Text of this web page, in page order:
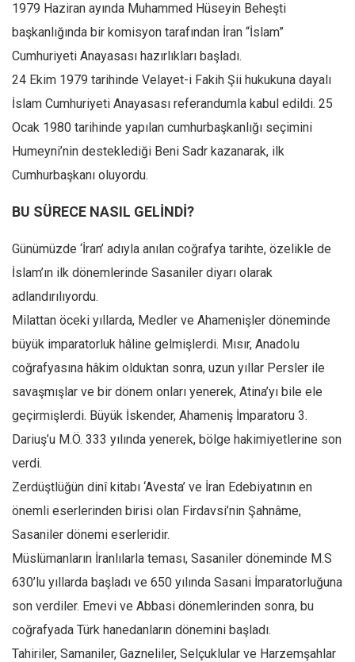
Ömer Kayani
Yusuf Armağan
Hasanali Yıldırım
Leyla Şerif Emin
Selçuk Türkyılmaz
Bağdagül Öz
Esra Elönü
» Yazar arşivi
Bu Sayı
Tüm Sayılar
Kültür Sanat
Kitap
Karisi kitap sualleri
Ekonomi
Spor
Manzara
Gıda-Beslenme
Hayat
Türkiye
1979 Haziran ayında Muhammed Hüseyin Beheşti
başkanlığında bir komisyon tarafından İran “İslam”
Cumhuriyeti Anayasası hazırlıkları başladı.
24 Ekim 1979 tarihinde Velayet-i Fakih Şii hukukuna dayalı
İslam Cumhuriyeti Anayasası referandumla kabul edildi. 25
Ocak 1980 tarihinde yapılan cumhurbaşkanlığı seçimini
Humeyni’nin desteklediği Beni Sadr kazanarak, ilk
Cumhurbaşkanı oluyordu.
BU SÜRECE NASIL GELİNDİ?
Günümüzde ‘İran’ adıyla anılan coğrafya tarihte, özelikle de
İslam’ın ilk dönemlerinde Sasaniler diyarı olarak
adlandırılıyordu.
Milattan öceki yıllarda, Medler ve Ahamenişler döneminde
büyük imparatorluk hâline gelmişlerdi. Mısır, Anadolu
coğrafyasına hâkim olduktan sonra, uzun yıllar Persler ile
savaşmışlar ve bir dönem onları yenerek, Atina’yı bile ele
geçirmişlerdi. Büyük İskender, Ahameniş İmparatoru 3.
Dariuş’u M.Ö. 333 yılında yenerek, bölge hakimiyetlerine son
verdi.
Zerdüştlüğün dinî kitabı ‘Avesta’ ve İran Edebiyatının en
önemli eserlerinden birisi olan Firdavsi’nin Şahnâme,
Sasaniler dönemi eserleridir.
Müslümanların İranlılarla teması, Sasaniler döneminde M.S
630’lu yıllarda başladı ve 650 yılında Sasani İmparatorluğuna
son verdiler. Emevi ve Abbasi dönemlerinden sonra, bu
coğrafyada Türk hanedanların dönemini başladı.
Tahiriler, Samaniler, Gazneliler, Selçuklular ve Harzemşahlar